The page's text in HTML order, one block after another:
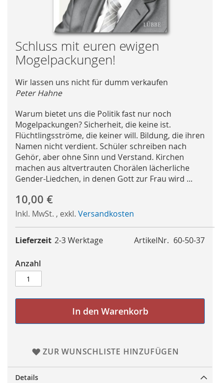
Skip
to
the
of
the
gallery
Schluss mit euren ewigen
Mogelpackungen!
Wir lassen uns nicht für dumm verkaufen
Peter Hahne
Warum bietet uns die Politik fast nur noch
Mogelpackungen? Sicherheit, die keine ist.
Flüchtlingsströme, die keiner will. Bildung, die ihren
Namen nicht verdient. Schüler schreiben nach
Gehör, aber ohne Sinn und Verstand. Kirchen
machen aus altvertrauten Chorälen lächerliche
Gender-Liedchen, in denen Gott zur Frau wird ...
10,00 €
Inkl. MwSt. , exkl. Versandkosten
ArtikelNr. 60-50-37
Lieferzeit 2-3 Werktage
Anzahl
In den Warenkorb
ZUR WUNSCHLISTE HINZUFÜGEN
Details